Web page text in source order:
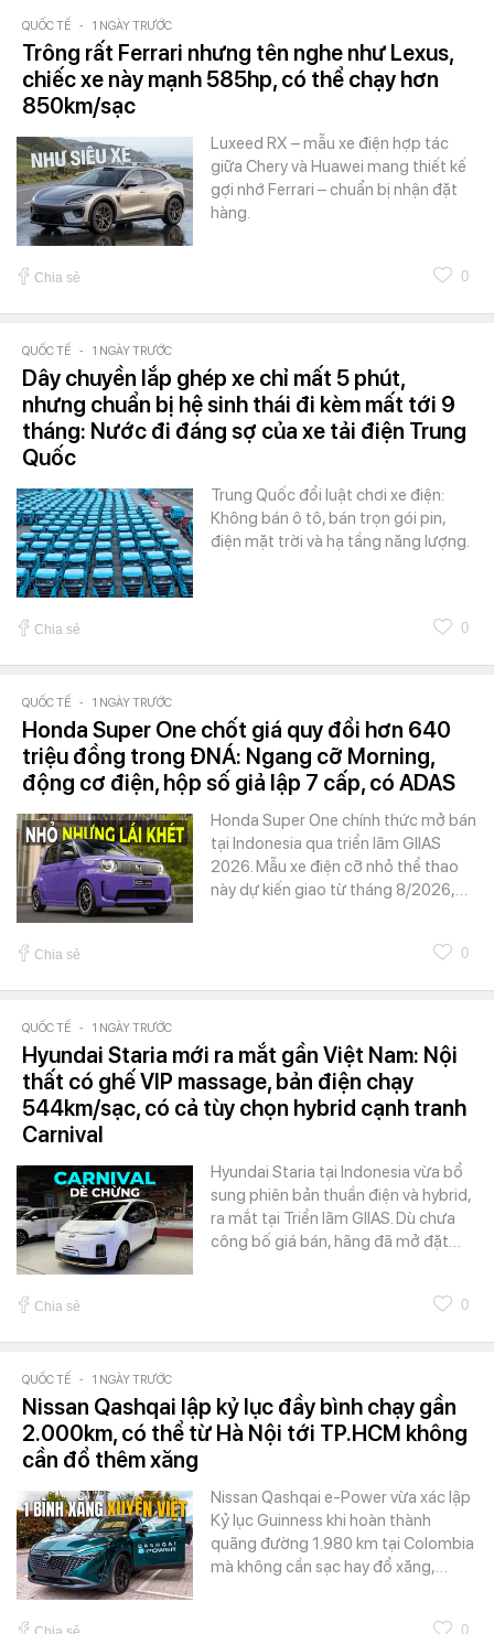
QUỐC TẾ - 1 NGÀY TRƯỚC
Trông rất Ferrari nhưng tên nghe như Lexus,
chiếc xe này mạnh 585hp, có thể chạy hơn
850km/sạc
Luxeed RX – mẫu xe điện hợp tác
giữa Chery và Huawei mang thiết kế
gợi nhớ Ferrari – chuẩn bị nhận đặt
hàng.
Chia sẻ 0
QUỐC TẾ - 1 NGÀY TRƯỚC
Dây chuyền lắp ghép xe chỉ mất 5 phút,
nhưng chuẩn bị hệ sinh thái đi kèm mất tới 9
tháng: Nước đi đáng sợ của xe tải điện Trung
Quốc
Trung Quốc đổi luật chơi xe điện:
Không bán ô tô, bán trọn gói pin,
điện mặt trời và hạ tầng năng lượng.
Chia sẻ 0
QUỐC TẾ - 1 NGÀY TRƯỚC
Honda Super One chốt giá quy đổi hơn 640
triệu đồng trong ĐNÁ: Ngang cỡ Morning,
động cơ điện, hộp số giả lập 7 cấp, có ADAS
Honda Super One chính thức mở bán
tại Indonesia qua triển lãm GIIAS
2026. Mẫu xe điện cỡ nhỏ thể thao
này dự kiến giao từ tháng 8/2026,…
Chia sẻ 0
QUỐC TẾ - 1 NGÀY TRƯỚC
Hyundai Staria mới ra mắt gần Việt Nam: Nội
thất có ghế VIP massage, bản điện chạy
544km/sạc, có cả tùy chọn hybrid cạnh tranh
Carnival
Hyundai Staria tại Indonesia vừa bổ
sung phiên bản thuần điện và hybrid,
ra mắt tại Triển lãm GIIAS. Dù chưa
công bố giá bán, hãng đã mở đặt…
Chia sẻ 0
QUỐC TẾ - 1 NGÀY TRƯỚC
Nissan Qashqai lập kỷ lục đầy bình chạy gần
2.000km, có thể từ Hà Nội tới TP.HCM không
cần đổ thêm xăng
Nissan Qashqai e-Power vừa xác lập
Kỷ lục Guinness khi hoàn thành
quãng đường 1.980 km tại Colombia
mà không cần sạc hay đổ xăng,…
0